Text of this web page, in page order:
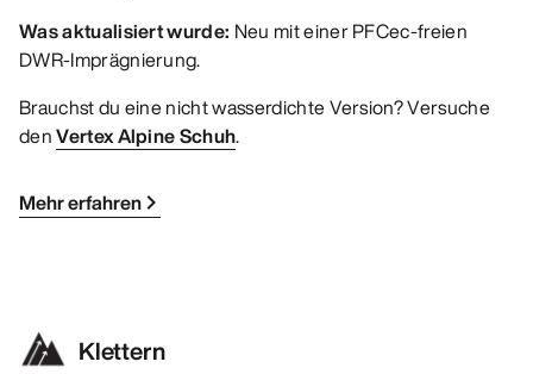
Was aktualisiert wurde: Neu mit einer PFCec-freien
DWR-Imprägnierung.
Brauchst du eine nicht wasserdichte Version? Versuche
denVertex Alpine Schuh.
Mehr erfahren
Klettern